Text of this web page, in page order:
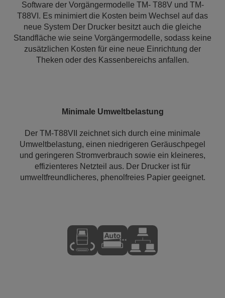
Software der Vorgängermodelle TM- T88V und TM-
T88VI. Es minimiert die Kosten beim Wechsel auf das
neue System Der Drucker besitzt auch die gleiche
Standfläche wie seine Vorgängermodelle, sodass keine
zusätzlichen Kosten für eine neue Einrichtung der
Theken oder des Kassenbereichs anfallen.
Minimale Umweltbelastung
Der TM-T88VII zeichnet sich durch eine minimale
Umweltbelastung, einen niedrigeren Geräuschpegel
und geringeren Stromverbrauch sowie ein kleineres,
effizienteres Netzteil aus. Der Drucker ist für
umweltfreundlicheres, phenolfreies Papier geeignet.